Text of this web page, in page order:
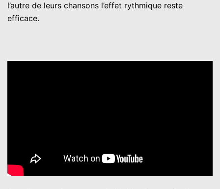
l’autre de leurs chansons l’effet rythmique reste
efficace.